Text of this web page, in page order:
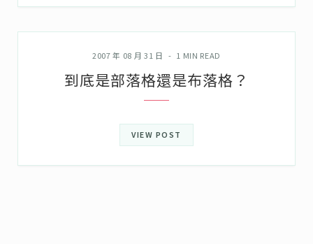
2007 年 08 月 31 日 1 MIN READ
到底是部落格還是布落格？
VIEW POST